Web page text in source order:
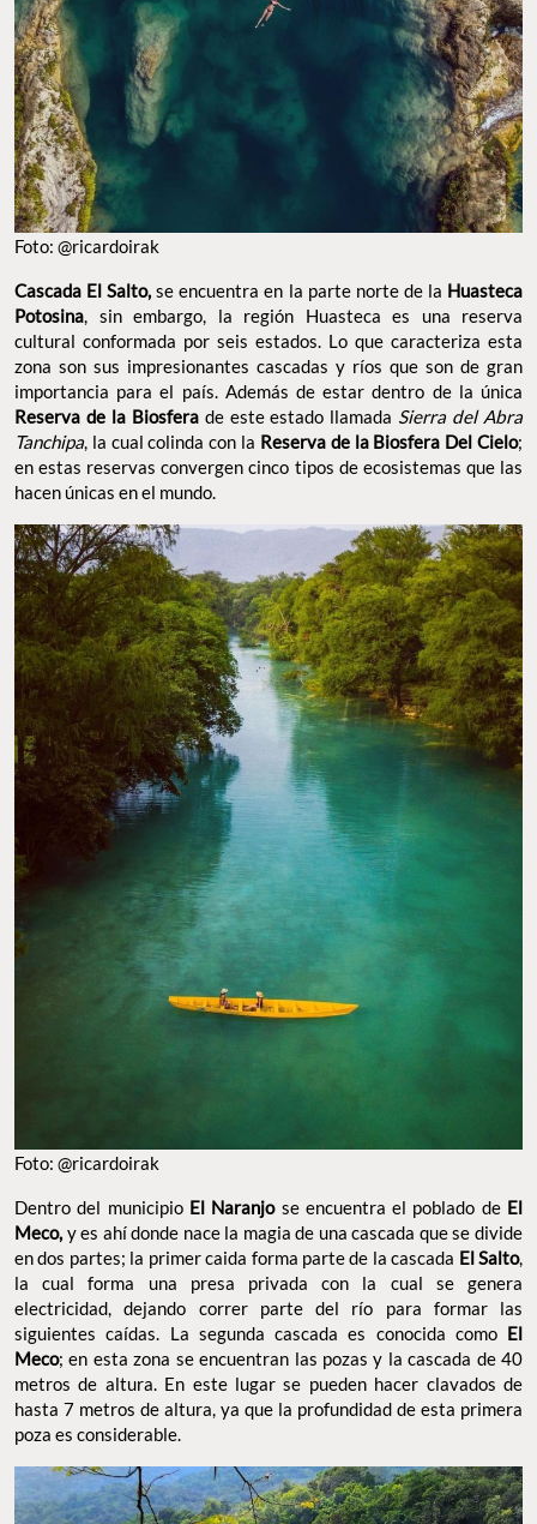
Foto: @ricardoirak
Cascada El Salto,se encuentra en la parte norte de la Huasteca
Potosina, sin embargo, la región Huasteca es una reserva
cultural conformada por seis estados. Lo que caracteriza esta
zona son sus impresionantes cascadas y ríos que son de gran
importancia para el país. Además de estar dentro de la única
Reserva de la Biosfera de este estado llamada Sierra del Abra
Tanchipa, la cual colinda con la Reserva de la Biosfera Del Cielo;
en estas reservas convergen cinco tipos de ecosistemas que las
hacen únicas en el mundo.
Foto: @ricardoirak
Dentro del municipio El Naranjo se encuentra el poblado de El
Meco, y es ahí donde nace la magia de una cascada que se divide
en dos partes; la primer caida forma parte de la cascada El Salto,
la cual forma una presa privada con la cual se genera
electricidad, dejando correr parte del río para formar las
siguientes caídas. La segunda cascada es conocida como El
Meco; en esta zona se encuentran las pozas y la cascada de 40
metros de altura. En este lugar se pueden hacer clavados de
hasta 7 metros de altura, ya que la profundidad de esta primera
poza es considerable.